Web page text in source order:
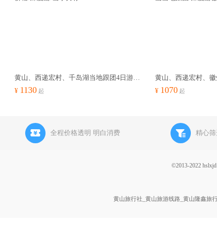
黄山、西递宏村、千岛湖当地跟团4日游价格/深度游/当季力荐
¥ 1130 起 ¥ 1070 起
全程价格透明 明白消费 精心
©2013-2022
黄山旅行社_黄山旅游线路_黄山隆鑫旅